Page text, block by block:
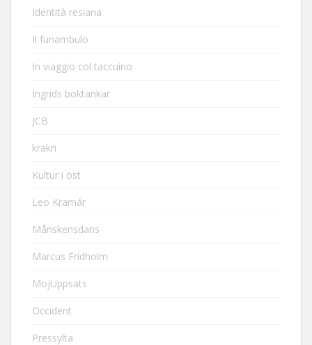
Identità resiana
Il funambulo
In viaggio col taccuino
Ingrids boktankar
JCB
krakri
Kultur i öst
Leo Kramár
Månskensdans
Marcus Fridholm
MojUppsats
Occident
Pressylta